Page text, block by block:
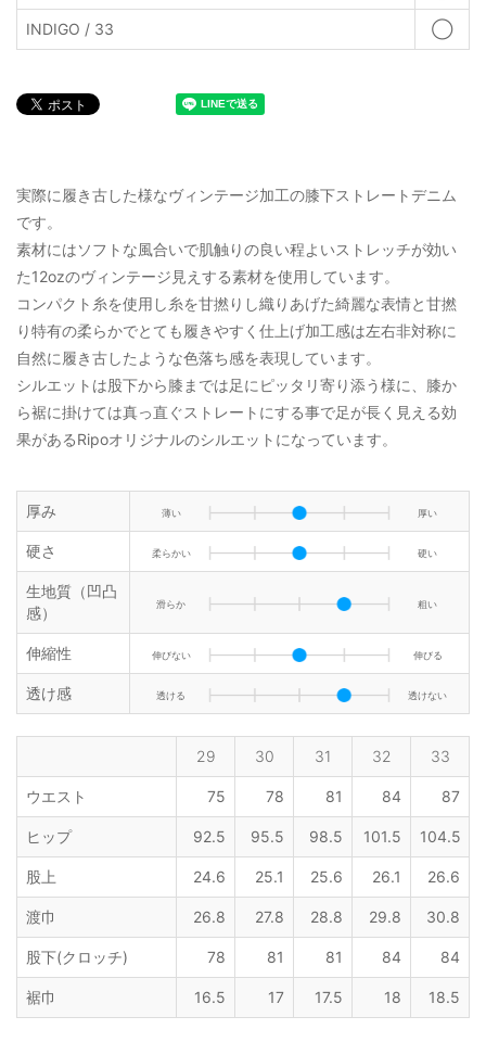
INDIGO / 33 ◯
実際に履き古した様なヴィンテージ加工の膝下ストレートデニム
です。
素材にはソフトな風合いで肌触りの良い程よいストレッチが効い
た12ozのヴィンテージ見えする素材を使用しています。
コンパクト糸を使用し糸を甘撚りし織りあげた綺麗な表情と甘撚
り特有の柔らかでとても履きやすく仕上げ加工感は左右非対称に
自然に履き古したような色落ち感を表現しています。
シルエットは股下から膝までは足にピッタリ寄り添う様に、膝か
ら裾に掛けては真っ直ぐストレートにする事で足が長く見える効
果があるRipoオリジナルのシルエットになっています。
厚み 薄い 厚い
硬さ 柔らかい 硬い
生地質（凹凸
感）
滑らか 粗い
伸縮性 伸びない 伸びる
透け感 透ける 透けない
29 30 31 32 33
ウエスト 75 78 81 84 87
ヒップ 92.5 95.5 98.5 101.5 104.5
股上 24.6 25.1 25.6 26.1 26.6
渡巾 26.8 27.8 28.8 29.8 30.8
股下(クロッチ) 78 81 81 84 84
裾巾 16.5 17 17.5 18 18.5